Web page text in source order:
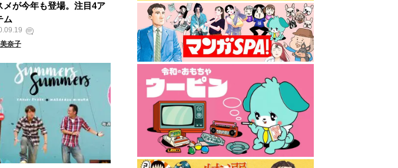
メが今年も登場。注目4ア
ム
奈子